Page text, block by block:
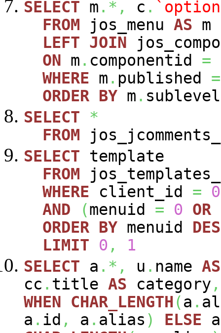
SELECT m .*, c .
FROM jos_menu AS m
LEFT JOIN
ON m . componentid =
WHERE m . published =
ORDER BY m . sublevel
SELECT
*
FROM
SELECT template
FROM
WHERE client_id =
0
AND
(menuid = 0 OR
ORDER BY menuid
LIMIT
0 ,
1
SELECT a .*, u . name AS
cc . title AS category ,
WHEN
CHAR_LENGTH(a .
a . id , a . alias ) ELSE a